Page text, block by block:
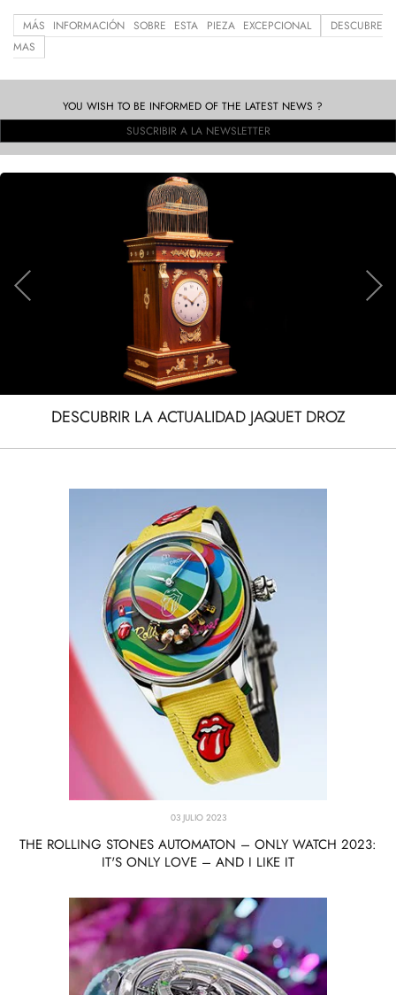
MÁS INFORMACIÓN SOBRE ESTA PIEZA EXCEPCIONAL
DESCUBRE
MAS
YOU WISH TO BE INFORMED OF THE LATEST NEWS ?
SUSCRIBIR A LA NEWSLETTER
DESCUBRIR LA ACTUALIDAD JAQUET DROZ
03 JULIO 2023
THE ROLLING STONES AUTOMATON – ONLY WATCH 2023:
IT'S ONLY LOVE – AND I LIKE IT